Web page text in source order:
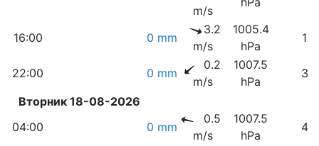
m/s
16:00 0 mm
3.2
m/s
1005.4
hPa
22:00 0 mm
0.2
m/s
1007.5
hPa
Вторник 18-08-2026
04:00
0 mm
0.5
m/s
1007.5
hPa